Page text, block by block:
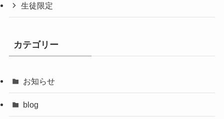
生徒限定
カテゴリー
お知らせ
blog